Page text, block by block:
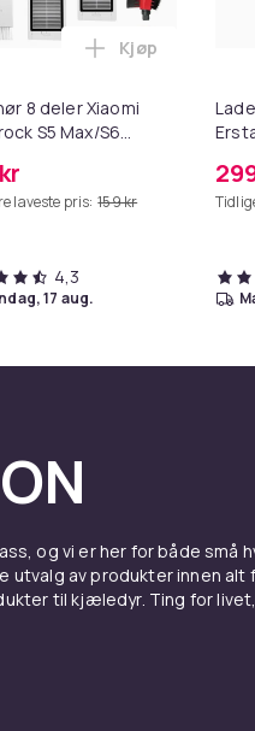
Dry Shampoo Nonaerosol
8 deler Xiaomi
S5 Max/S6
S50/S51/S55/S5/S60/S65/S6
laveste pris: 159 kr
Legg Tilbehør
Kjøp
4,3
17 aug.
og vi er her for både små
utvalg av produkter innen alt
til kjæledyr. Ting for